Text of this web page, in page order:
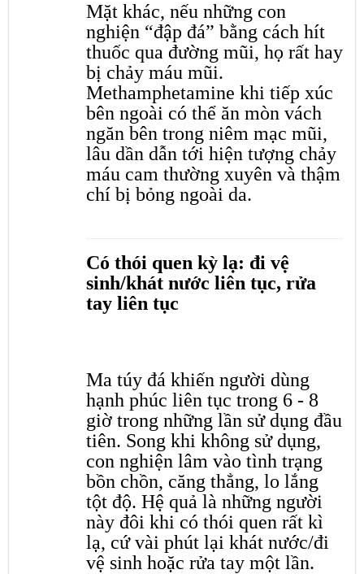
Mặt khác, nếu những con
nghiện “đập đá” bằng cách hít
thuốc qua đường mũi, họ rất hay
bị chảy máu mũi.
Methamphetamine khi tiếp xúc
bên ngoài có thể ăn mòn vách
ngăn bên trong niêm mạc mũi,
lâu dần dẫn tới hiện tượng chảy
máu cam thường xuyên và thậm
chí bị bỏng ngoài da.
Có thói quen kỳ lạ: đi vệ
sinh/khát nước liên tục, rửa
tay liên tục
Ma túy đá khiến người dùng
hạnh phúc liên tục trong 6 - 8
giờ trong những lần sử dụng đầu
tiên. Song khi không sử dụng,
con nghiện lâm vào tình trạng
bồn chồn, căng thẳng, lo lắng
tột độ. Hệ quả là những người
này đôi khi có thói quen rất kì
lạ, cứ vài phút lại khát nước/đi
vệ sinh hoặc rửa tay một lần.